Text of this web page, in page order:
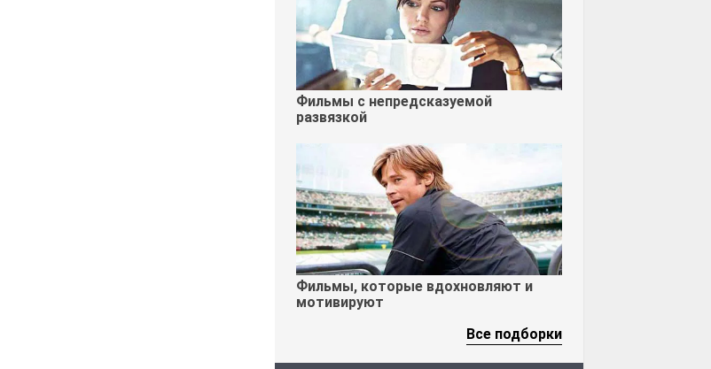
Фильмы с непредсказуемой
развязкой
Фильмы, которые вдохновляют и
мотивируют
Все подборки